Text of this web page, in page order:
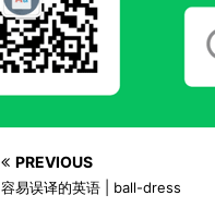
PREVIOUS
容易误译的英语 | ball-dress